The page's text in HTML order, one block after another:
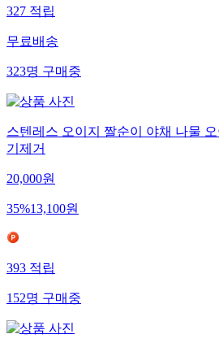
327적립
무료배송
323명구매중
스텐레스 오이지 짤순이 야채 나물
기제거
20,000원
35%13,100원
393적립
152명구매중